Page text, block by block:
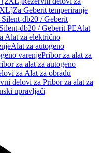
Za Geberit temperiranje
db20 / Geberit
db20 / Geberit PEAlat
Alat za električno
Alat za autogeno
varenjePribor za alat za
za alat za autogeno
za Alat za obradu
delovi za Pribor za alat za
upravljači